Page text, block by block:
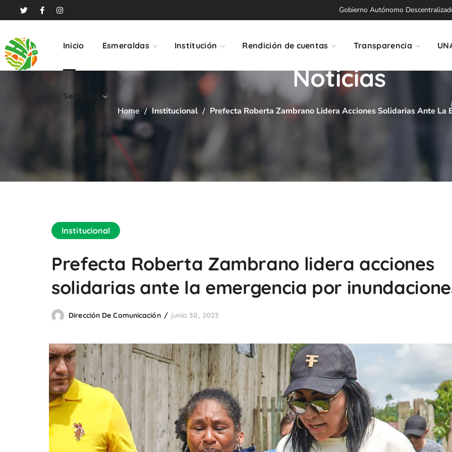
Gobierno Autónomo
Inicio Esmeraldas Institución Rendición de cuentas Transparencia
Servicios
Noticias
Home Institucional Prefecta Roberta Zambrano Lidera Acciones Solidarias Ante La
Institucional
Prefecta Roberta Zambrano lidera acciones
solidarias ante la emergencia por
Dirección De Comunicación junio 30, 2023